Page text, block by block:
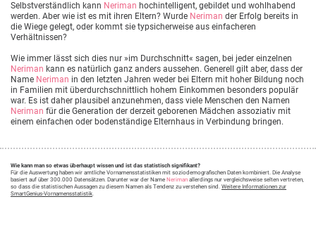
Selbstverständlich kann Neriman hochintelligent, gebildet und wohlhabend
werden. Aber wie ist es mit ihren Eltern? Wurde Neriman der Erfolg bereits in
die Wiege gelegt, oder kommt sie typsicherweise aus einfacheren
Verhältnissen?
Wie immer lässt sich dies nur »im Durchschnitt« sagen, bei jeder einzelnen
Neriman kann es natürlich ganz anders aussehen. Generell gilt aber, dass der
Name Neriman in den letzten Jahren weder bei Eltern mit hoher Bildung noch
in Familien mit überdurchschnittlich hohem Einkommen besonders populär
war. Es ist daher plausibel anzunehmen, dass viele Menschen den Namen
Neriman für die Generation der derzeit geborenen Mädchen assoziativ mit
einem einfachen oder bodenständige Elternhaus in Verbindung bringen.
Wie kann man so etwas überhaupt wissen und ist das statistisch signifikant?
Für die Auswertung haben wir amtliche Vornamensstatistiken mit soziodemografischen Daten kombiniert. Die Analyse
basiert auf über 300.000 Datensätzen. Darunter war der Name Neriman allerdings nur vergleichsweise selten vertreten,
so dass die statistischen Aussagen zu diesem Namen als Tendenz zu verstehen sind. Weitere Informationen zur
SmartGenius-Vornamensstatistik.